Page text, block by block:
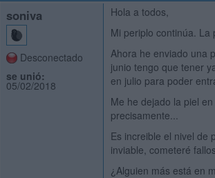
soniva
Desconectado
se unió:
05/02/2018
Hola a todos,
Mi periplo continúa.
Ahora he enviado una
junio tengo que tener
en julio para poder
Me he dejado la piel
precisamente...
Es increible el nivel de
inviable, cometeré
¿Alguien más está en